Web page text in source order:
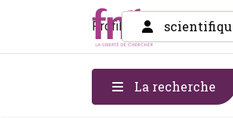
Profil
La recherche